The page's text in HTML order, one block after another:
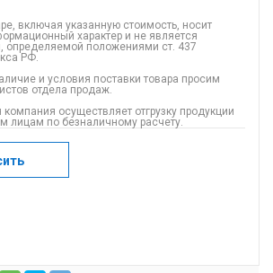
включая указанную стоимость, носит
характер и не является
определяемой положениями ст. 437
РФ.
и условия поставки товара просим
отдела продаж.
осуществляет отгрузку продукции
лицам по безналичному расчету.